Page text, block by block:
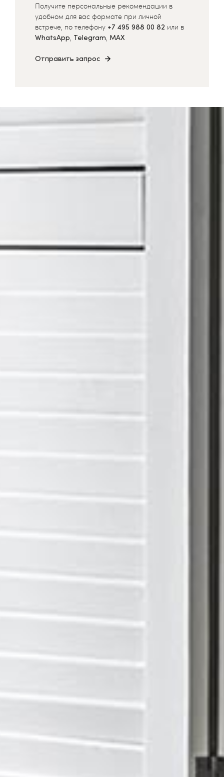
Получите персональные рекомендации в
удобном для вас формате при личной
встрече, по телефону +7 495 988 00 82 или в
WhatsApp, Telegram, MAX
Отправить запрос